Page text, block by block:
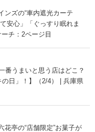
ンズの“車内遮光カーテ
安心」「ぐっすり眠れま
チ：2ページ目
うまいと思う店はどこ？
の日」！】（2/4） | 兵庫県
花亭の“店舗限定”お菓子が